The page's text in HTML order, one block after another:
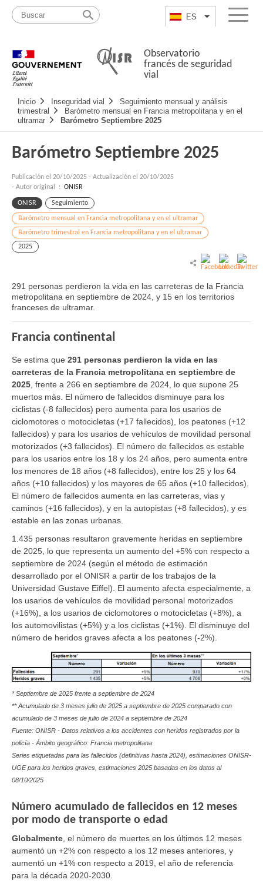
Pasar
contenido
Mapa
web
ES List additional
Menu
Observatorio
francés de seguridad
vial
Navigation
principale
Inicio Inseguridad vial
Seguimiento mensual y análisis
trimestral
Barómetro mensual en Francia metropolitana y en el
ultramar
Barómetro Septiembre 2025
Barómetro Septiembre 2025
Publicación el 20/10/2025 - Actualización el 20/10/2025
- Autor original : ONISR
ONISR Seguimiento
Barómetro mensual en Francia metropolitana y en el ultramar
Barómetro trimestral en Francia metropolitana y en el ultramar
2025
291 personas perdieron la vida en las carreteras de la Francia
metropolitana en septiembre de 2024, y 15 en los territorios
franceses de ultramar.
Francia continental
Se estima que 291 personas perdieron la vida en las
carreteras de la Francia metropolitana en septiembre de
2025 , frente a 266 en septiembre de 2024, lo que supone 25
muertos más. El número de fallecidos disminuye para los
ciclistas (-8 fallecidos) pero aumenta para los usarios de
ciclomotores o motocicletas (+17 fallecidos), los peatones (+12
fallecidos) y para los usarios de vehículos de movilidad personal
motorizados (+3 fallecidos). El número de fallecidos es estable
para los usarios entre los 18 y los 24 años, pero aumenta entre
los menores de 18 años (+8 fallecidos), entre los 25 y los 64
años (+10 fallecidos) y los mayores de 65 años (+10 fallecidos).
El número de fallecidos aumenta en las carreteras, vias y
caminos (+16 fallecidos), y en la autopistas (+8 fallecidos), y es
estable en las zonas urbanas.
1.435 personas resultaron gravemente heridas en septiembre
de 2025, lo que representa un aumento del +5% con respecto a
septiembre de 2024 (según el método de estimación
desarrollado por el ONISR a partir de los trabajos de la
Universidad Gustave Eiffel). El aumento afecta especialmente, a
los usarios de vehículos de movilidad personal motorizados
(+16%), a los usarios de ciclomotores o motocicletas (+8%), a
los automovilistas (+5%) y a los ciclistas (+1%). El disminuye del
número de heridos graves afecta a los peatones (-2%).
* Septiembre de 2025 frente a septiembre de 2024
** Acumulado de 3 meses julio de 2025 a septiembre de 2025 comparado con
acumulado de 3 meses de julio de 2024 a septiembre de 2024
Fuente: ONISR - Datos relativos a los accidentes con heridos registrados por la
policía - Ámbito geográfico: Francia metropolitana
Series etiquetadas para las fallecidos (definitivas hasta 2024), estimaciones ONISR-
UGE para los heridos graves, estimaciones 2025 basadas en los datos al
08/10/2025
Número acumulado de fallecidos en 12 meses
por modo de transporte o edad
Globalmente el número de muertes en los últimos 12 meses
aumentó un +2% con respecto a los 12 meses anteriores, y
aumentó un +1% con respecto a 2019, el año de referencia
para la década 2020-2030.